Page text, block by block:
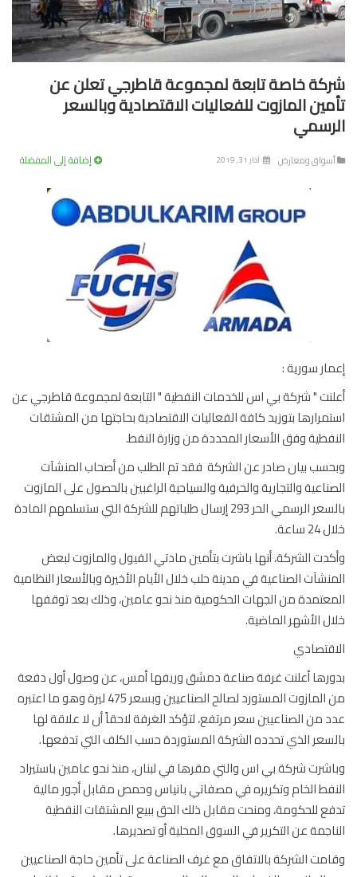
خاصة تابعة لمجموعة قاطرجي تعلن عن
المازوت للفعاليات الاقتصادية وبالسعر
ومعارض آذار 31, 2019 إضافة إلى المفضلة
سورية :
" شركة بي اس للخدمات النفطية " التابعة لمجموعة قاطرجي عن
بتوزيد كافة الفعاليات الاقتصادية بحاجتها من المشتقات
وفق الأسعار المحددة من وزارة النفط.
بيان صادر عن الشركة فقد تم الطلب من أصحاب المنشآت
والتجارية والحرفية والسياحية الراغبين بالحصول على المازوت
بالسعر الرسمي الحر 293 إرسال طلباتهم للشركة التي ستسلمهم المادة
الشركة، أنها باشرت بتأمين مادتي الفيول والمازوت لبعض
الصناعية في مدينة حلب خلال الأيام الأخيرة وبالأسعار النظامية
من الجهات الحكومية منذ نحو عامين، وذلك بعد توقفها
الأشهر الماضية.
أعلنت غرفة صناعة دمشق وريفها أمس، عن وصول أول دفعة
من المازوت المستورد لصالح الصناعيين وبسعر 475 ليرة وهو ما اعتبره
من الصناعيين سعر مرتفع، لتؤكد الغرفة لاحقاً أن لا علاقة لها
الذي تحدده الشركة المستوردة حسب الكلف التي تدفعها.
شركة بي اس والتي مقرها في لبنان، منذ نحو عامين باستيراد
الخام وتكريره في مصفاتي بانياس وحمص مقابل أجور مالية
للحكومة، ومنحت مقابل ذلك الحق ببيع المشتقات النفطية
عن التكرير في السوق المحلية أو تصديرها.
الشركة بالاتفاق مع غرف الصناعة على تأمين حاجة الصناعيين